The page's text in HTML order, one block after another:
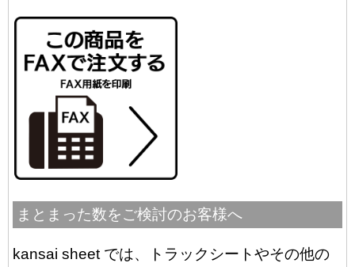
まとまった数をご検討のお客様へ
kansai sheet では、トラックシートやその他の